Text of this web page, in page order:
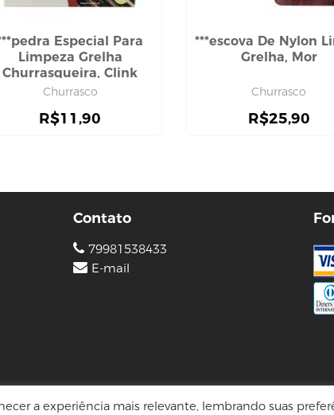
Especial Para
Limpeza Grelha
Churrasqueira, Clink
Churrasco
R$11,90
***escova De Nylon
Grelha, Mor
Churrasco
R$25,90
Contato
79981538433
E-mail
a experiência mais relevante, lembrando suas